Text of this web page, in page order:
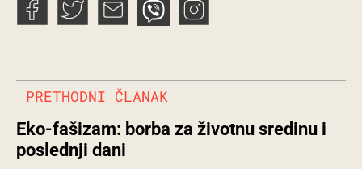
PRETHODNI ČLANAK
Eko-fašizam: borba za životnu sredinu i
poslednji dani